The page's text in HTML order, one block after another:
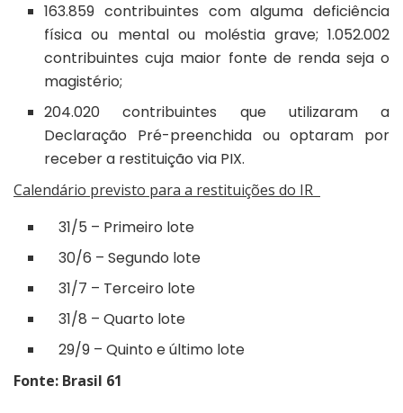
163.859 contribuintes com alguma deficiência
física ou mental ou moléstia grave; 1.052.002
contribuintes cuja maior fonte de renda seja o
magistério;
204.020 contribuintes que utilizaram a
Declaração Pré-preenchida ou optaram por
receber a restituição via PIX.
Calendário previsto para a restituições do IR
31/5 – Primeiro lote
30/6 – Segundo lote
31/7 – Terceiro lote
31/8 – Quarto lote
29/9 – Quinto e último lote
Fonte: Brasil 61